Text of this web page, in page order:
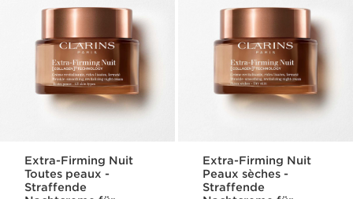
Extra-Firming Nuit
Toutes peaux -
Straffende
Extra-Firming Nuit
Peaux sèches -
Straffende